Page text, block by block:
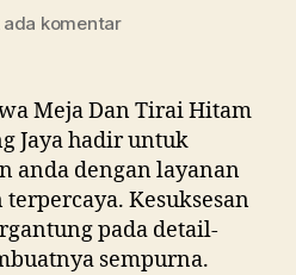
artikel
ada komentarpada
Dan
Hitam
Cikarang
Meja Dan Tirai Hitam
Jaya hadir untuk
anda dengan layanan
Kesuksesan
pada detail-
sempurna.